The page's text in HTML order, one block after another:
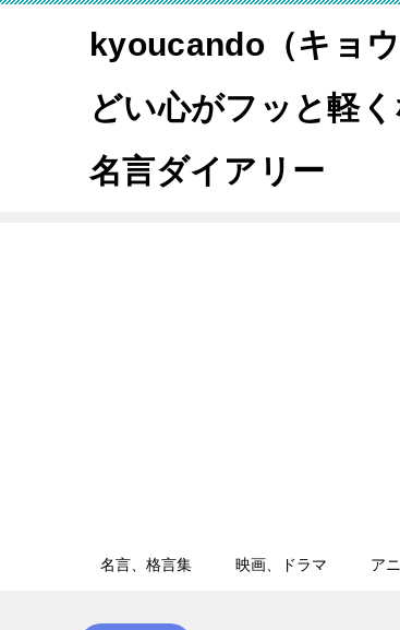
kyoucando（キョ
どい心がフッと軽
名言ダイアリー
名言、格言集 映画、ドラマ ア